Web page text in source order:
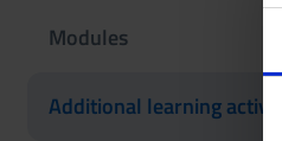
Modules
Additional learning